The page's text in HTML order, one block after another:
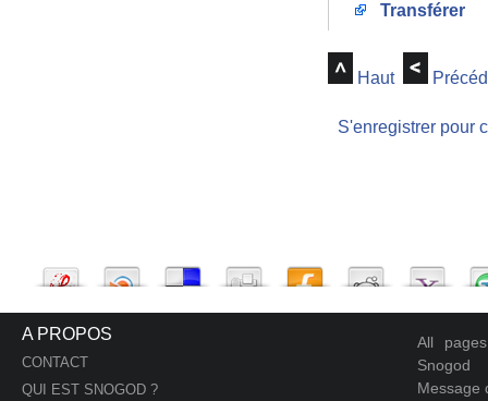
Transférer
Haut
S'enregistrer pour
A PROPOS
CONTACT
QUI EST SNOGOD ?
All
Snogod
Message